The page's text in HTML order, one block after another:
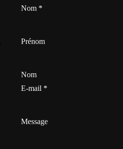
Nom *
Prénom
Nom
E-mail *
Message